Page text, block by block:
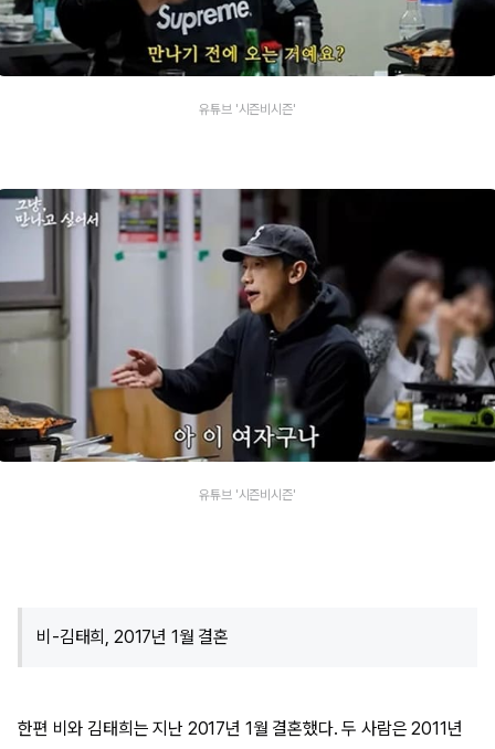
유튜브 '시즌비시즌'
유튜브 '시즌비시즌'
비-김태희, 2017년 1월 결혼
한편 비와 김태희는 지난 2017년 1월 결혼했다. 두 사람은 2011년